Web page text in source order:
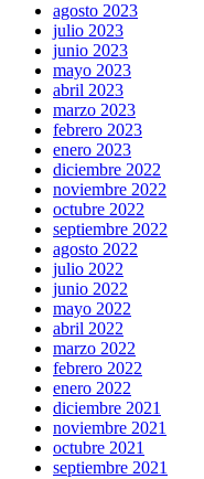
agosto 2023
julio 2023
junio 2023
mayo 2023
abril 2023
marzo 2023
febrero 2023
enero 2023
diciembre 2022
noviembre 2022
octubre 2022
septiembre 2022
agosto 2022
julio 2022
junio 2022
mayo 2022
abril 2022
marzo 2022
febrero 2022
enero 2022
diciembre 2021
noviembre 2021
octubre 2021
septiembre 2021